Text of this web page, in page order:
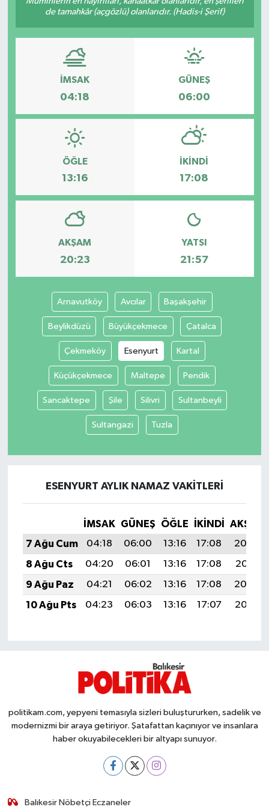
de tamahkâr (açgözlü) olanlarıdır. (Hadis-i Şerif)
İMSAK
04:18
GÜNEŞ
06:00
ÖĞLE
13:16
İKINDI
17:08
AKŞAM
20:23
YATSI
21:57
Arnavutköy Avcılar Başakşehir
Beylikdüzü Büyükçekmece Çatalca
Çekmeköy Esenyurt Kartal
Küçükçekmece Maltepe Pendik
Sancaktepe Şile Silivri Sultanbeyli
Sultangazi Tuzla
ESENYURT AYLIK NAMAZ VAKITLERI
İMSAK GÜNEŞ ÖĞLE İKINDI
AKŞAM
7 Ağu Cum
04:18 06:00 13:16 17:08
20:23
8 Ağu Cts
04:20 06:01 13:16 17:08
20:21
9 Ağu Paz
04:21 06:02 13:16 17:08
20:20
10 Ağu Pts
04:23 06:03 13:16 17:07 20:19
politikam.com, yepyeni temasıyla sizleri buluştururken, sadelik ve
modernizmi bir araya getiriyor. Şatafattan kaçınıyor ve insanlara
haber okuyabilecekleri bir altyapı sunuyor.
Balıkesir Nöbetçi Eczaneler
Dursunbey
Edremit
EĞİTİM
EKONOMİ
Havran
İvrindi
KENT GÜNDEMİ
Kepsut
KÜLTÜR-SANAT
Manyas
OTOMOTİV
Resmi İlanlar
SAĞLIK
Sındırgı